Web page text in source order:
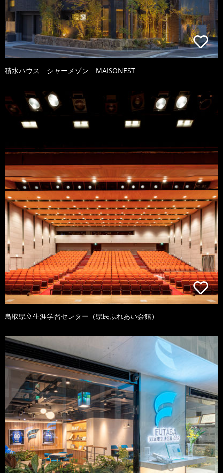
積水ハウス シャーメゾン MAISONEST
鳥取県立生涯学習センター（県民ふれあい会館）